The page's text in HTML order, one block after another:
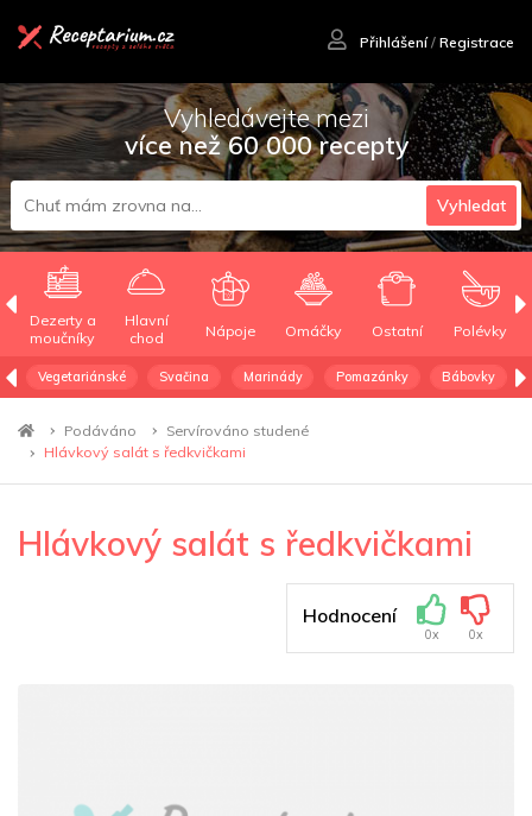
Přihlášení/ Registrace
Vyhledávejte mezi
více než 60 000 recepty
Vyhledat
Dezerty a
moučníky
Hlavní
chod
Nápoje Omáčky Ostatní Polévky
Vegetariánské Svačina Marinády Pomazánky Bábovky
Podáváno
Servírováno studené
Hlávkový salát s ředkvičkami
Hlávkový salát s ředkvičkami
Hodnocení
0x 0x